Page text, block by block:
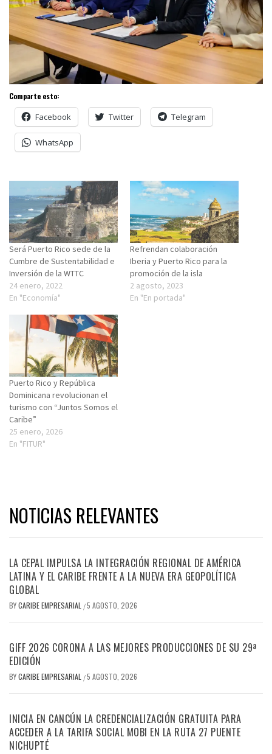
Comparte esto:
Facebook Twitter Telegram
WhatsApp
Será Puerto Rico sede de la
Cumbre de Sustentabilidad e
Inversión de la WTTC
24 enero, 2022
En "Economía"
Refrendan colaboración
Iberia y Puerto Rico para la
promoción de la isla
2 agosto, 2023
En "En portada"
Puerto Rico y República
Dominicana revolucionan el
turismo con “Juntos Somos el
Caribe”
25 enero, 2026
En "FITUR"
NOTICIAS RELEVANTES
LA CEPAL IMPULSA LA INTEGRACIÓN REGIONAL DE AMÉRICA
LATINA Y EL CARIBE FRENTE A LA NUEVA ERA GEOPOLÍTICA
GLOBAL
BYCARIBE EMPRESARIAL /5 AGOSTO, 2026
GIFF 2026 CORONA A LAS MEJORES PRODUCCIONES DE SU 29ª
EDICIÓN
BYCARIBE EMPRESARIAL /5 AGOSTO, 2026
INICIA EN CANCÚN LA CREDENCIALIZACIÓN GRATUITA PARA
ACCEDER A LA TARIFA SOCIAL MOBI EN LA RUTA 27 PUENTE
NICHUPTÉ